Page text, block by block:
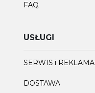
FAQ
USŁUGI
SERWIS i
DOSTAWA